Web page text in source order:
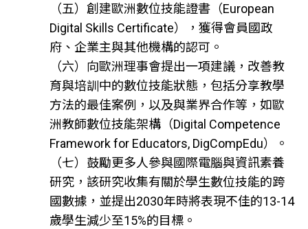
（五）創建歐洲數位技能證書（European
Digital Skills Certificate），獲得會員國政
府、企業主與其他機構的認可。
（六）向歐洲理事會提出一項建議，改善教
育與培訓中的數位技能狀態，包括分享教學
方法的最佳案例，以及與業界合作等，如歐
洲教師數位技能架構（Digital Competence
Framework for Educators, DigCompEdu）。
（七）鼓勵更多人參與國際電腦與資訊素養
研究，該研究收集有關於學生數位技能的跨
國數據，並提出2030年時將表現不佳的13-14
歲學生減少至15%的目標。